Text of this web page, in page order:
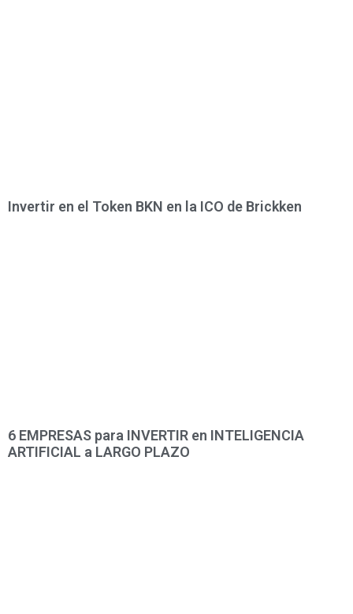
Invertir en el Token BKN en la ICO de Brickken
6 EMPRESAS para INVERTIR en INTELIGENCIA
ARTIFICIAL a LARGO PLAZO